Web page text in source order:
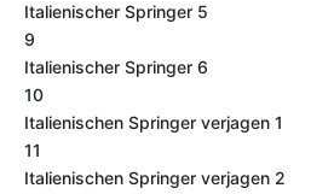
Italienischer Springer 5
9
Italienischer Springer 6
10
Italienischen Springer verjagen 1
11
Italienischen Springer verjagen 2